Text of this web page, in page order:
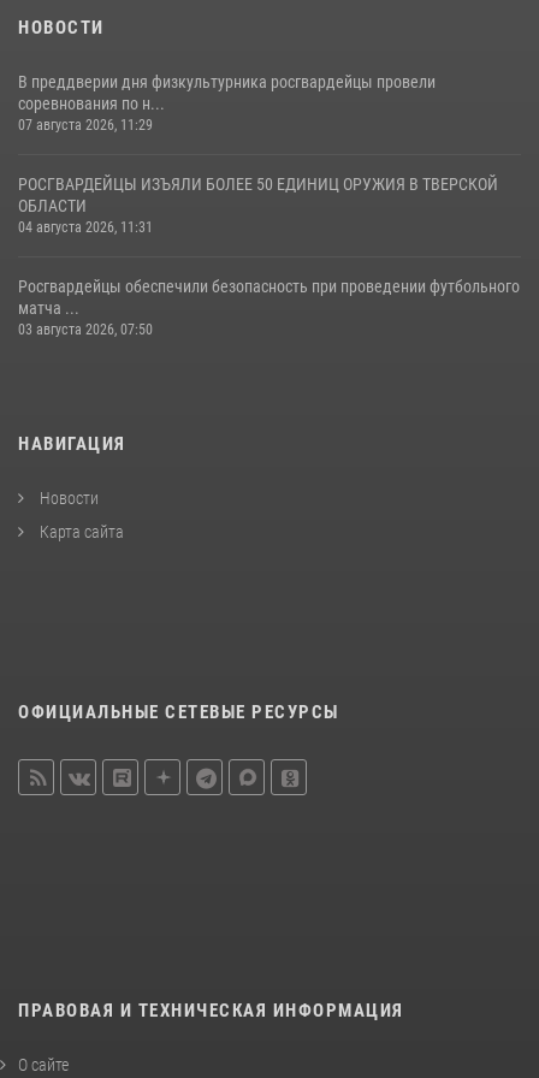
НОВОСТИ
В преддверии дня физкультурника росгвардейцы провели
соревнования по н...
07 августа 2026, 11:29
РОСГВАРДЕЙЦЫ ИЗЪЯЛИ БОЛЕЕ 50 ЕДИНИЦ ОРУЖИЯ В ТВЕРСКОЙ
ОБЛАСТИ
04 августа 2026, 11:31
Росгвардейцы обеспечили безопасность при проведении футбольного
матча ...
03 августа 2026, 07:50
НАВИГАЦИЯ
Новости
Карта сайта
ОФИЦИАЛЬНЫЕ СЕТЕВЫЕ РЕСУРСЫ
ПРАВОВАЯ И ТЕХНИЧЕСКАЯ ИНФОРМАЦИЯ
О сайте